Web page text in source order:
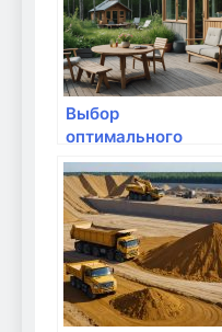
Выбор
оптимального
роутера для дачи:
лучшие модели по
соотношению
цена-качество